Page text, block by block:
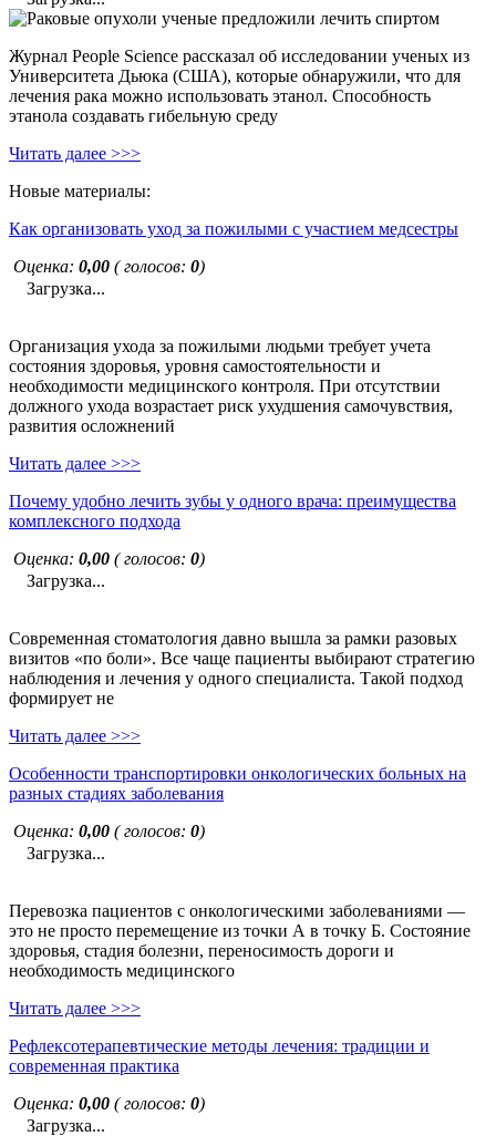
Журнал People Science рассказал об исследовании ученых из
Университета Дьюка (США), которые обнаружили, что для
лечения рака можно использовать этанол. Способность
этанола создавать гибельную среду
Читать далее >>>
Новые материалы:
Как организовать уход за пожилыми с участием медсестры
Оценка: 0,00 ( голосов: 0)
Загрузка...
Организация ухода за пожилыми людьми требует учета
состояния здоровья, уровня самостоятельности и
необходимости медицинского контроля. При отсутствии
должного ухода возрастает риск ухудшения самочувствия,
развития осложнений
Читать далее >>>
Почему удобно лечить зубы у одного врача: преимущества
комплексного подхода
Оценка: 0,00 ( голосов: 0)
Загрузка...
Современная стоматология давно вышла за рамки разовых
визитов «по боли». Все чаще пациенты выбирают стратегию
наблюдения и лечения у одного специалиста. Такой подход
формирует не
Читать далее >>>
Особенности транспортировки онкологических больных на
разных стадиях заболевания
Оценка: 0,00 ( голосов: 0)
Загрузка...
Перевозка пациентов с онкологическими заболеваниями —
это не просто перемещение из точки А в точку Б. Состояние
здоровья, стадия болезни, переносимость дороги и
необходимость медицинского
Читать далее >>>
Рефлексотерапевтические методы лечения: традиции и
современная практика
Оценка: 0,00 ( голосов: 0)
Загрузка...